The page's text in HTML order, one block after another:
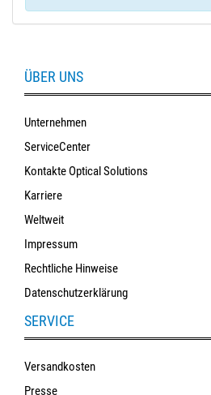
ÜBER UNS
Unternehmen
ServiceCenter
Kontakte Optical Solutions
Karriere
Weltweit
Impressum
Rechtliche Hinweise
Datenschutzerklärung
SERVICE
Versandkosten
Presse